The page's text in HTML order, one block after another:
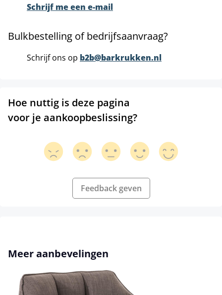
Schrijf me een e-mail
Bulkbestelling of bedrijfsaanvraag?
Schrijf ons op b2b@barkrukken.nl
Hoe nuttig is deze pagina
voor je aankoopbeslissing?
Feedback geven
Productgalerij overslaan
Meer aanbevelingen